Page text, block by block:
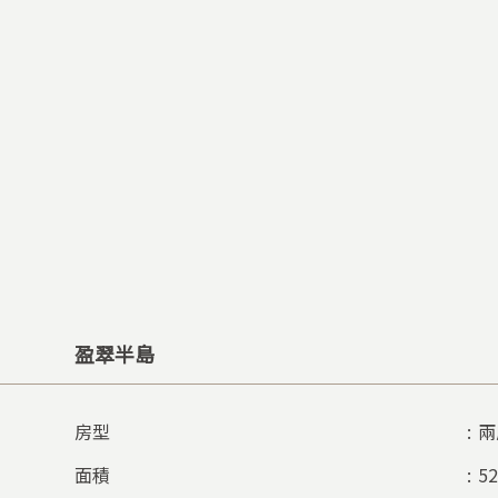
盈翠半島
房型 :
面積
: